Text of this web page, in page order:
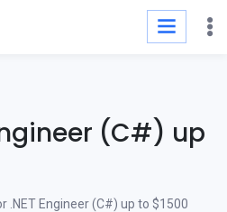
(C#) up
.NET Engineer (C#) up to $1500